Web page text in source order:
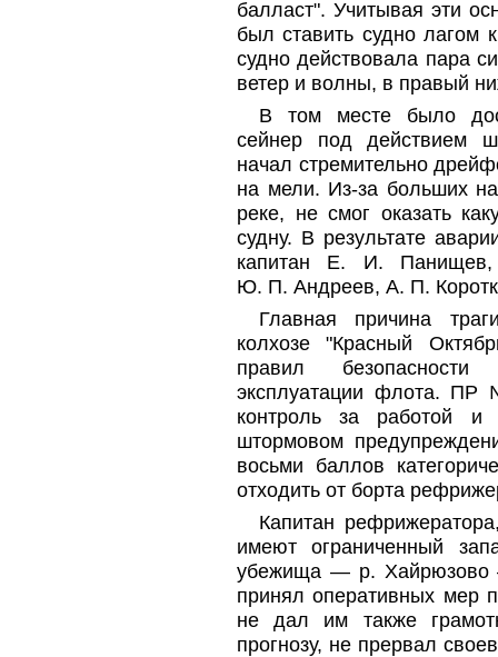
балласт". Учитывая эти
был ставить судно лагом
судно действовала пара
ветер и волны, в правый
В том месте было
сейнер под действием
начал стремительно
на мели. Из-за больших
реке, не смог оказать
судну. В результате
капитан Е. И.
Ю. П. Андреев, А. П.
Главная причина
колхозе "Красный
правил
эксплуатации флота.
контроль за работой
штормовом
восьми баллов
отходить от борта
Капитан
имеют ограниченный
убежища — р. Хайрюзово
принял оперативных мер
не дал им также
прогнозу, не прервал